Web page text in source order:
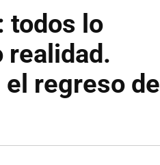
todos lo
realidad.
regreso del